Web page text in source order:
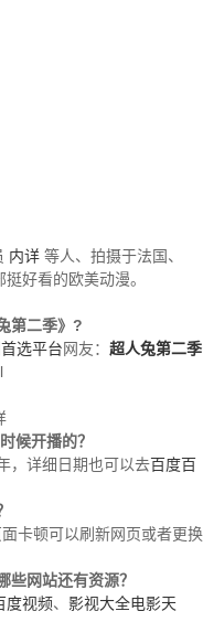
内详 等人、拍摄于法国、
好看的欧美动漫。
第二季》?
选平台网友： 超人兔第二季
候开播的？
，详细日期也可以去百度百
卡顿可以刷新网页或者更换
些网站还有资源？
度视频、 影视大全电影天